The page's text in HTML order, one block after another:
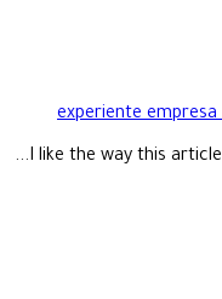
experiente
I like the way this